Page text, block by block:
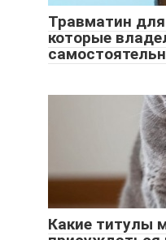
Травматин
которые
Какие титулы